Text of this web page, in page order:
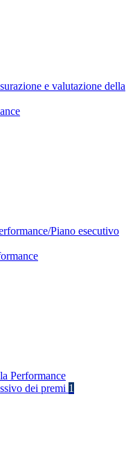
e valutazione della
Piano esecutivo
Performance
dei premi 1